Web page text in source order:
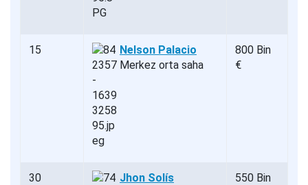
15
Nelson Palacio
Merkez orta saha
800 Bin
€
30
Jhon Solís
550 Bin